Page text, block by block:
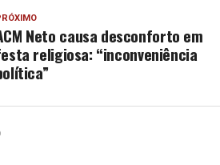
Neto causa desconforto em
religiosa: “inconveniência